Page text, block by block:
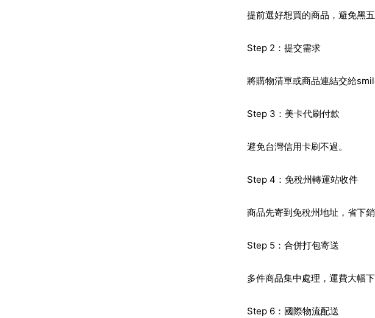
提前選好想買的商品，避免黑五
Step 2：提交需求
將購物清單或商品連結交給
Step 3：美卡代刷付款
避免台灣信用卡刷不過。
Step 4：免稅州轉運站收件
商品先寄到免稅州地址，省下銷
Step 5：合併打包寄送
多件商品集中處理，運費大幅下
Step 6：國際物流配送